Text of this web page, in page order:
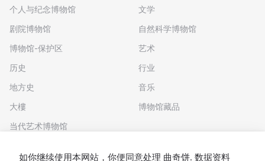
个人与纪念博物馆
剧院博物馆
博物馆-保护区
历史
地方史
大樓
当代艺术博物馆
文学
自然科学博物馆
艺术
行业
音乐
博物馆藏品
如你继续使用本网站，你便同意处理 曲奇饼. 数据资料